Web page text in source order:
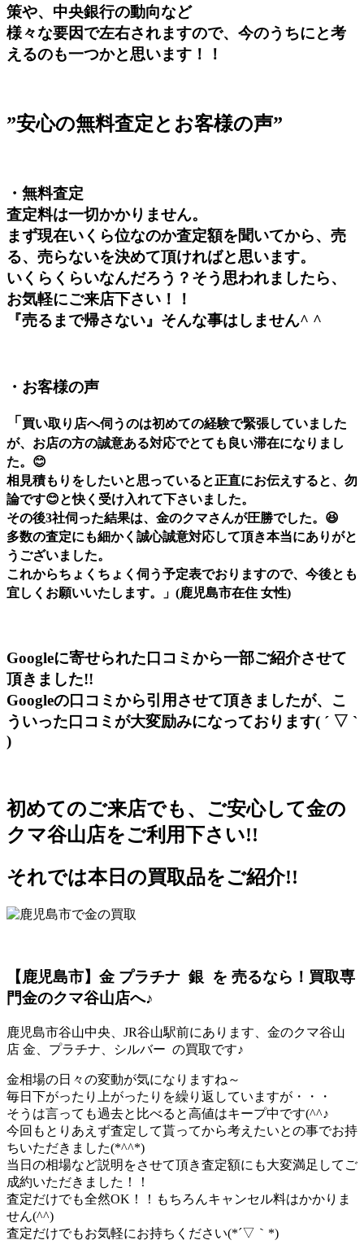
策や、中央銀行の動向など
様々な要因で左右されますので、今のうちにと考
えるのも一つかと思います！！
”安心の無料査定とお客様の声”
・無料査定
査定料は一切かかりません。
まず現在いくら位なのか査定額を聞いてから、売
る、売らないを決めて頂ければと思います。
いくらくらいなんだろう？そう思われましたら、
お気軽にご来店下さい！！
『売るまで帰さない』そんな事はしません^ ^
・お客様の声
「 買い取り店へ伺うのは初めての経験で緊張していました
が、お店の方の誠意ある対応でとても良い滞在になりまし
た。😊
相見積もりをしたいと思っていると正直にお伝えすると、勿
論です😊と快く受け入れて下さいました。
その後3社伺った結果は、金のクマさんが圧勝でした。😆
多数の査定にも細かく誠心誠意対応して頂き本当にありがと
うございました。
これからちょくちょく伺う予定表でおりますので、今後とも
宜しくお願いいたします。
」(鹿児島市在住 女性)
Googleに寄せられた口コミから一部ご紹介させて
頂きました!!
Googleの口コミから引用させて頂きましたが、こ
ういった口コミが大変励みになっております( ´ ▽ `
)
初めてのご来店でも、ご安心して金の
クマ谷山店をご利用下さい!!
それでは本日の買取品をご紹介!!
【鹿児島市】金 プラチナ 銀 を 売るなら！買取専
門金のクマ谷山店へ♪
鹿児島市谷山中央、JR谷山駅前にあります、金のクマ谷山
店 金、プラチナ、シルバー の買取です♪
金相場の日々の変動が気になりますね～
毎日下がったり上がったりを繰り返していますが・・・
そうは言っても過去と比べると高値はキープ中です(^^♪
今回もとりあえず査定して貰ってから考えたいとの事でお持
ちいただきました(*^^*)
当日の相場など説明をさせて頂き査定額にも大変満足してご
成約いただきました！！
査定だけでも全然OK！！もちろんキャンセル料はかかりま
せん(^^)
査定だけでもお気軽にお持ちください(*´▽｀*)